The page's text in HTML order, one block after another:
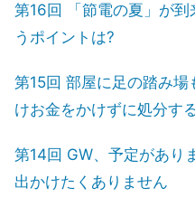
第16回 「節電の夏」が
うポイントは?
第15回 部屋に足の踏み
けお金をかけずに処分す
第14回 GW、予定があり
出かけたくありません